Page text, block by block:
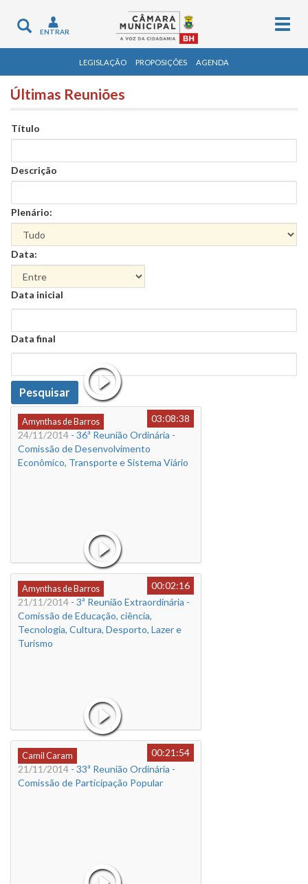
Toggle
navigation
ENTRAR
LEGISLAÇÃO PROPOSIÇÕES AGENDA
Últimas Reuniões
Título
Descrição
Plenário:
Data:
Data
Data inicial
Data
Data final
Data
Pesquisar
Amynthas de Barros
03:08:38
24/11/2014 - 36ª Reunião Ordinária -
Comissão de Desenvolvimento
Econômico, Transporte e Sistema Viário
Amynthas de Barros
00:02:16
21/11/2014 - 3ª Reunião Extraordinária -
Comissão de Educação, ciência,
Tecnologia, Cultura, Desporto, Lazer e
Turismo
Camil Caram
00:21:54
21/11/2014 - 33ª Reunião Ordinária -
Comissão de Participação Popular